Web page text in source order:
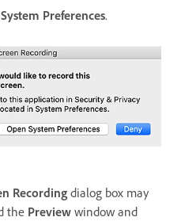
System Preferences.
Recording dialog box may
the Preview window and